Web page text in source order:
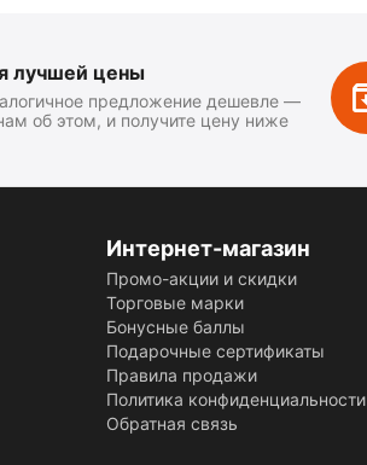
лучшей цены
предложение дешевле —
об этом, и получите цену ниже
Интернет-магазин
Промо-акции и скидки
Торговые марки
Бонусные баллы
Подарочные сертификаты
Правила продажи
Политика конфиденциальности
Обратная связь